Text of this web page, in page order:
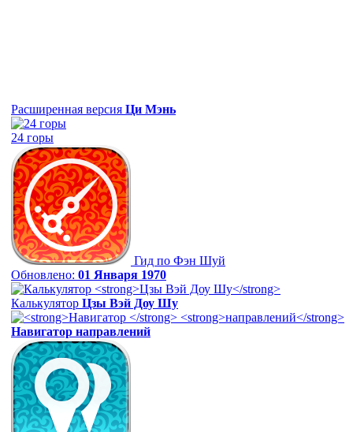
Расширенная версия Ци Мэнь
24 горы
Гид по Фэн Шуй
Обновлено: 01 Января 1970
Калькулятор Цзы Вэй Доу Шу
Навигатор направлений